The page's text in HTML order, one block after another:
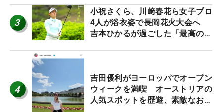
3
小祝さくら、川﨑春花ら女子プロ
4人が浴衣姿で長岡花火大会へ
吉本ひかるが過ごした「最高の夏
4
吉田優利がヨーロッパでオープン
ウィークを満喫 オーストリアの
人気スポットを歴遊、素敵なお土